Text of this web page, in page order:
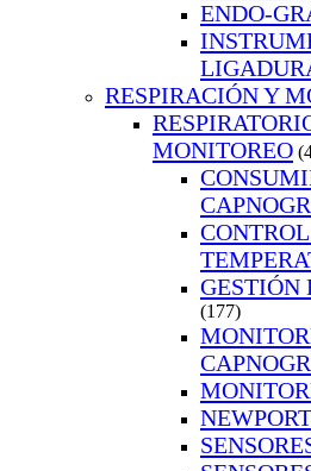
ENDO-
RESPIRACIÓN Y
MONITOREO
GESTIÓN
(177)
NEWPORT